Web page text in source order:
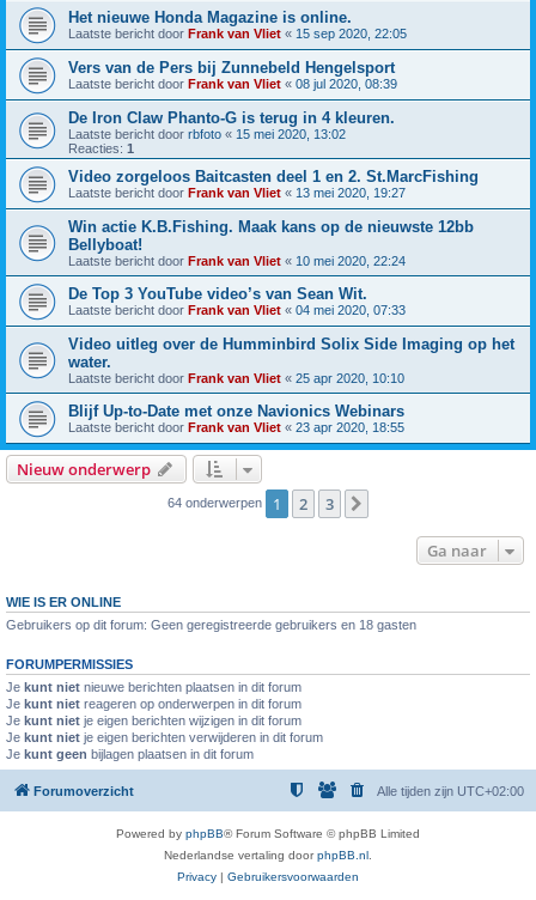
Het nieuwe Honda Magazine is online.
Laatste bericht door Frank van Vliet « 15 sep 2020, 22:05
Vers van de Pers bij Zunnebeld Hengelsport
Laatste bericht door Frank van Vliet « 08 jul 2020, 08:39
De Iron Claw Phanto-G is terug in 4 kleuren.
Laatste bericht door rbfoto « 15 mei 2020, 13:02
Reacties: 1
Video zorgeloos Baitcasten deel 1 en 2. St.MarcFishing
Laatste bericht door Frank van Vliet « 13 mei 2020, 19:27
Win actie K.B.Fishing. Maak kans op de nieuwste 12bb
Bellyboat!
Laatste bericht door Frank van Vliet « 10 mei 2020, 22:24
De Top 3 YouTube video’s van Sean Wit.
Laatste bericht door Frank van Vliet « 04 mei 2020, 07:33
Video uitleg over de Humminbird Solix Side Imaging op het
water.
Laatste bericht door Frank van Vliet « 25 apr 2020, 10:10
Blijf Up-to-Date met onze Navionics Webinars
Laatste bericht door Frank van Vliet « 23 apr 2020, 18:55
Nieuw onderwerp
64 onderwerpen 1 2 3
Ga naar
WIE IS ER ONLINE
Gebruikers op dit forum: Geen geregistreerde gebruikers en 18 gasten
FORUMPERMISSIES
Je kunt niet nieuwe berichten plaatsen in dit forum
Je kunt niet reageren op onderwerpen in dit forum
Je kunt niet je eigen berichten wijzigen in dit forum
Je kunt niet je eigen berichten verwijderen in dit forum
Je kunt geen bijlagen plaatsen in dit forum
Forumoverzicht Alle tijden zijn UTC+02:00
Powered by phpBB® Forum Software © phpBB Limited
Nederlandse vertaling doorphpBB.nl
Privacy | Gebruikersvoorwaarden